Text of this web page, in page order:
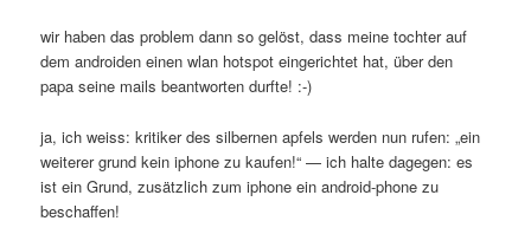
wir haben das problem dann so gelöst, dass meine tochter auf
dem androiden einen wlan hotspot eingerichtet hat, über den
papa seine mails beantworten durfte! :-)
ja, ich weiss: kritiker des silbernen apfels werden nun rufen: „ein
weiterer grund kein iphone zu kaufen!“ — ich halte dagegen: es
ist ein Grund, zusätzlich zum iphone ein android-phone zu
beschaffen!